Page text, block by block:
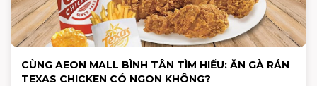
CÙNG AEON MALL BÌNH TÂN TÌM HIỂU: ĂN GÀ RÁN
TEXAS CHICKEN CÓ NGON KHÔNG?